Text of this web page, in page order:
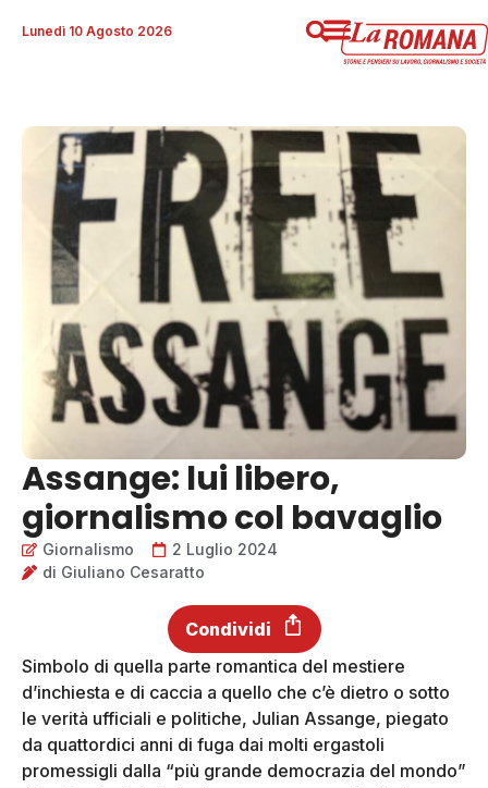
Lunedì 10 Agosto 2026
Assange: lui libero,
giornalismo col bavaglio
Giornalismo
2 Luglio 2024
di Giuliano Cesaratto
Condividi
Simbolo di quella parte romantica del mestiere
d’inchiesta e di caccia a quello che c’è dietro o sotto
le verità ufficiali e politiche, Julian Assange, piegato
da quattordici anni di fuga dai molti ergastoli
promessigli dalla “più grande democrazia del mondo”